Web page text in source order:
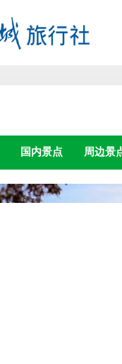
国内景点 周边景